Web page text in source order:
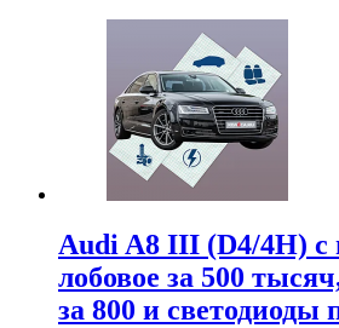
Audi A8 III (D4/4H) c
лобовое за 500
за 800 и светодиоды